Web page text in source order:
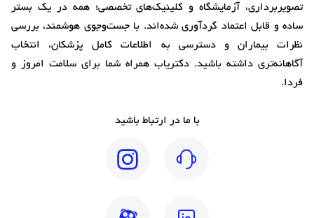
تصویربرداری، آزمایشگاه و کلینیک‌های تخصصی؛ همه در یک بستر
ساده و قابل اعتماد گردآوری شده‌اند. با جست‌وجوی هوشمند، بررسی
نظرات بیماران و دسترسی به اطلاعات کامل پزشکان، انتخاب
آگاهانه‌تری داشته باشید. دکتریاب همراه شما برای سلامت امروز و
فردا.
با ما در ارتباط باشید